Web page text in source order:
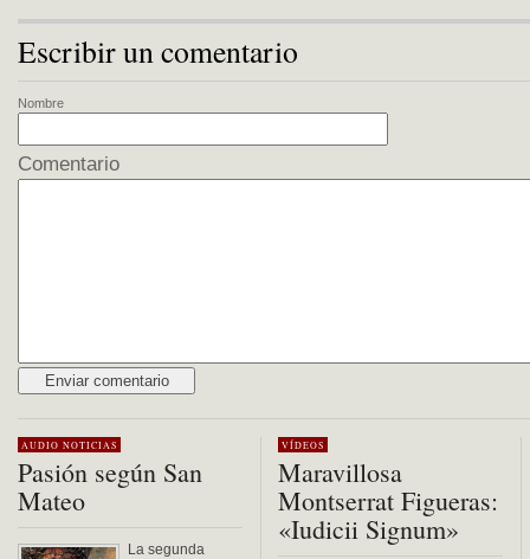
Escribir un comentario
Nombre
Comentario
AUDIO NOTICIAS
Pasión según San
Mateo
La segunda
VÍDEOS
Maravillosa
Montserrat Figueras:
«Iudicii Signum»